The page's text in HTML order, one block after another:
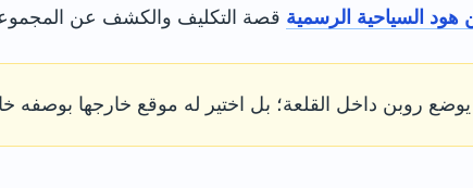
السياحية الرسمية قصة التكليف والكشف عن المجموعة
روبن داخل القلعة؛ بل اختير له موقع خارجها بوصفه